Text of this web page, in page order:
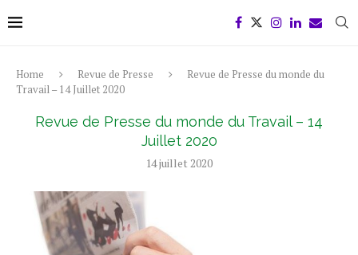
Home Revue de Presse
Revue de Presse du monde du
Travail – 14 Juillet 2020
Revue de Presse du monde du Travail – 14
Juillet 2020
14 juillet 2020